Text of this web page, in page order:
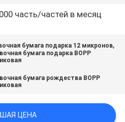
часть/частей в месяц
бумага подарка 12 микронов,
бумага подарка BOPP
бумага рождества BOPP
ЦЕНА